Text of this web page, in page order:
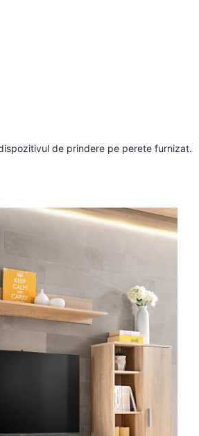
de prindere pe perete furnizat.